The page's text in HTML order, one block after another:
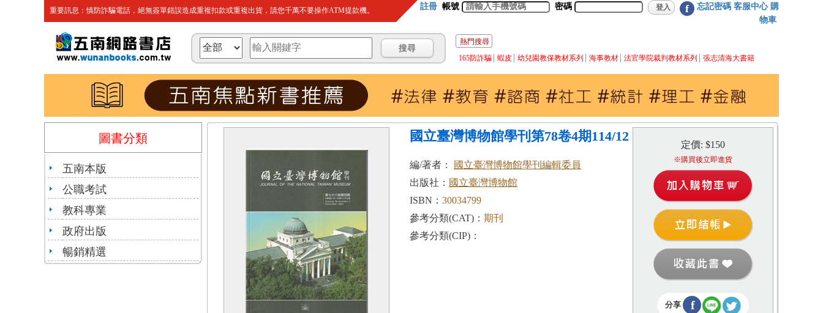
重要訊息：慎防詐騙電話，絕無簽單錯誤造成重複扣款或重複出貨，請您千萬不要操作ATM提款機。 註冊 帳號 密碼 f 忘記密碼 客服中心 購
物車
熱門搜尋
165防詐騙
蝦皮 幼兒園教保教材系列 海事教材 法官學院裁判教材系列 張志清海大書籍
圖書分類
五南本版
公職考試
教科專業
政府出版
暢銷精選
國立臺灣博物館學刊第78卷4期114/12
編/著者：
國立臺灣博物館學刊編輯委員
出版社： 國立臺灣博物館
ISBN： 30034799
參考分類(CAT)： 期刊
參考分類(CIP)：
定價: $150
※購買後立即進貨
分享 f